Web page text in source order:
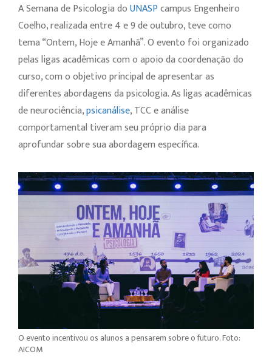
A Semana de Psicologia doUNASPcampus Engenheiro
Coelho, realizada entre 4 e 9 de outubro, teve como
tema “Ontem, Hoje e Amanhã”. O evento foi organizado
pelas ligas acadêmicas com o apoio da coordenação do
curso, com o objetivo principal de apresentar as
diferentes abordagens da psicologia. As ligas acadêmicas
de neurociência,psicanálise, TCC e análise
comportamental tiveram seu próprio dia para
aprofundar sobre sua abordagem específica.
O evento incentivou os alunos a pensarem sobre o futuro. Foto:
AICOM